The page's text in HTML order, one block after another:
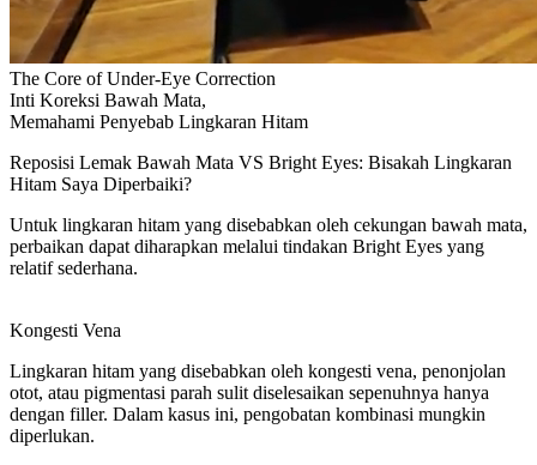
The Core of Under-Eye Correction
Inti Koreksi Bawah Mata,
Memahami Penyebab Lingkaran Hitam
Reposisi Lemak Bawah Mata VS Bright Eyes: Bisakah Lingkaran
Hitam Saya Diperbaiki?
Untuk lingkaran hitam yang disebabkan oleh cekungan bawah mata,
perbaikan dapat diharapkan melalui tindakan Bright Eyes yang
relatif sederhana.
Kongesti Vena
Lingkaran hitam yang disebabkan oleh kongesti vena, penonjolan
otot, atau pigmentasi parah sulit diselesaikan sepenuhnya hanya
dengan filler. Dalam kasus ini, pengobatan kombinasi mungkin
diperlukan.